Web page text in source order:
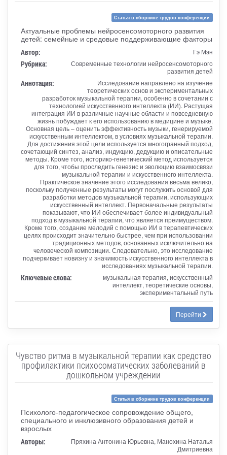
Статья в сборнике трудов конференции
Актуальные проблемы нейросенсомоторного развития
детей: семейные и средовые поддерживающие факторы
Автор: Гэ Мэн
Рубрика:
Современные технологии нейросенсомоторного
развития детей
Аннотация:
Исследование направлено на изучение
теоретических основ и экспериментальных
разработок музыкальной терапии, особенно в сочетании с
технологией искусственного интеллекта (ИИ). Растущая
интеграция ИИ в различные научные области и повседневную
жизнь побуждает к его использованию в медицине и музыке.
Основная цель – оценить эффективность музыки, генерируемой
искусственным интеллектом, в условиях музыкальной терапии.
Для достижения этой цели используется многогранный подход,
сочетающий синтез, анализ, индукцию, дедукцию и описательные
методы. Кроме того, историко-генетический метод используется
для того, чтобы проследить генезис и эволюцию взаимосвязи
музыкальной терапии и искусственного интеллекта.
Практическое значение этого исследования весьма велико,
поскольку полученные результаты могут послужить основой для
разработки методов музыкальной терапии, использующих
искусственный интеллект. Первоначальные результаты
показывают, что ИИ обеспечивает более индивидуальный
подход в музыкальной терапии, что является преимуществом.
Кроме того, создание мелодий с помощью ИИ в терапевтических
целях происходит значительно быстрее, чем при использовании
традиционных методов, основанных исключительно на
человеческой композиции. Следовательно, это исследование
подчеркивает новизну и значимость искусственного интеллекта в
исследованиях музыкальной терапии.
Ключевые слова:
музыкальная терапия, искусственный
интеллект, теоретические основы,
экспериментальный путь
Перейти
Чувство ритма в музыкальной терапии как средство
профилактики психосоматических заболеваний в
дошкольном учреждении
Статья в сборнике трудов конференции
Психолого-педагогическое сопровождение общего,
специального и инклюзивного образования детей и
взрослых
Авторы:
Пряхина Антонина Юрьевна, Манохина Наталья
Дмитриевна